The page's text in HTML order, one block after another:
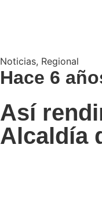
Noticias, Regional
Hace 6
Así
Alcaldía